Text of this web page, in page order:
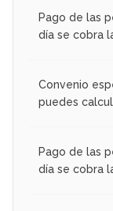
Pago de las
día se cobra
Convenio
puedes
Pago de las
día se cobra